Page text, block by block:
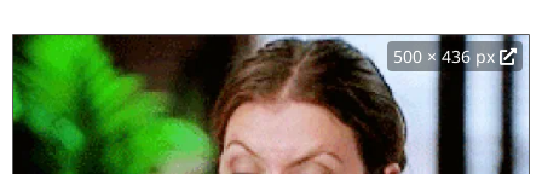
500 × 436 px